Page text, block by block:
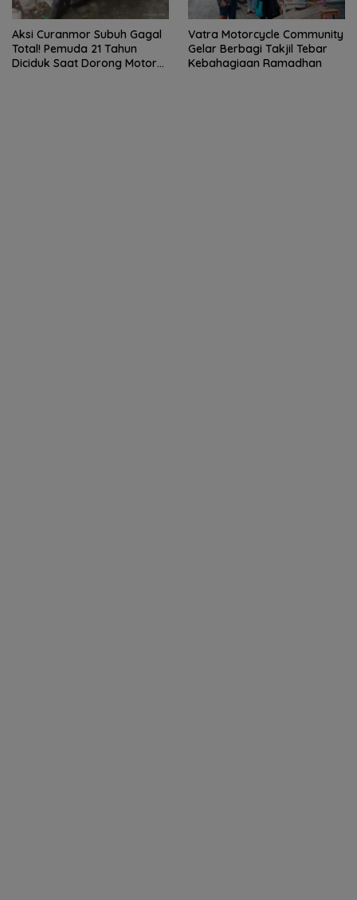
Aksi Curanmor Subuh Gagal
Total! Pemuda 21 Tahun
Diciduk Saat Dorong Motor
Vatra Motorcycle Community
Gelar Berbagi Takjil Tebar
Kebahagiaan Ramadhan